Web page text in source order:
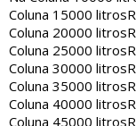
Coluna 15000 litros
Coluna 20000 litros
Coluna 25000 litros
Coluna 30000 litros
Coluna 35000 litros
Coluna 40000 litros
Coluna 45000 litros